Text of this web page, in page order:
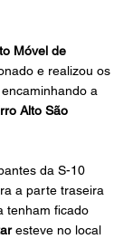
Móvel de
e realizou os
a
Alto São
da S-10
a parte traseira
tenham ficado
esteve no local